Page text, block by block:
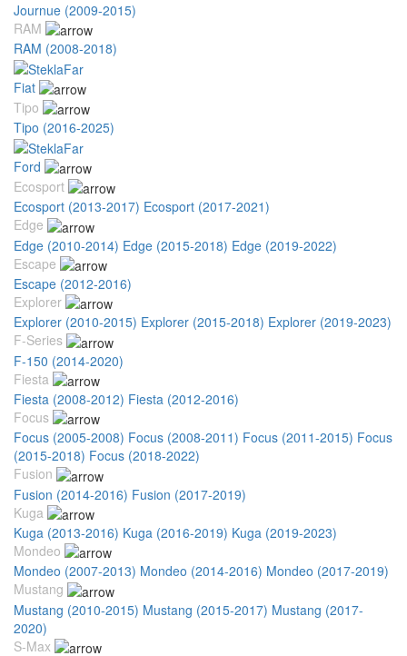
Journue (2009-2015)
RAM
RAM (2008-2018)
Fiat
Tipo
Tipo (2016-2025)
Ford
Ecosport
Ecosport (2013-2017) Ecosport (2017-2021)
Edge
Edge (2010-2014) Edge (2015-2018) Edge (2019-2022)
Escape
Escape (2012-2016)
Explorer
Explorer (2010-2015) Explorer (2015-2018) Explorer (2019-2023)
F-Series
F-150 (2014-2020)
Fiesta
Fiesta (2008-2012) Fiesta (2012-2016)
Focus
Focus (2005-2008) Focus (2008-2011) Focus (2011-2015) Focus
(2015-2018) Focus (2018-2022)
Fusion
Fusion (2014-2016) Fusion (2017-2019)
Kuga
Kuga (2013-2016) Kuga (2016-2019) Kuga (2019-2023)
Mondeo
Mondeo (2007-2013) Mondeo (2014-2016) Mondeo (2017-2019)
Mustang
Mustang (2010-2015) Mustang (2015-2017) Mustang (2017-
2020)
S-Max